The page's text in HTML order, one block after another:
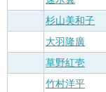
杉山美和子
大羽隆廣
草野紅壱
竹村洋平